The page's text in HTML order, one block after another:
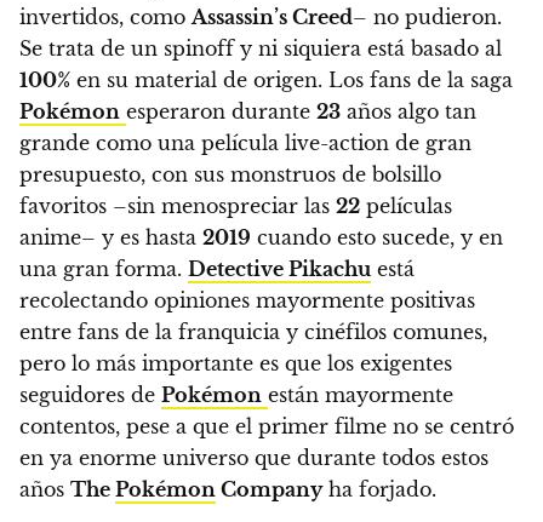
invertidos, comoAssassin’s Creed– no pudieron.
Se trata de un spinoff y ni siquiera está basado al
100% en su material de origen. Los fans de la saga
Pokémon esperaron durante 23 años algo tan
grande como una película live-action de gran
presupuesto, con sus monstruos de bolsillo
favoritos –sin menospreciar las 22 películas
anime– y es hasta 2019 cuando esto sucede, y en
una gran forma. Detective Pikachuestá
recolectando opiniones mayormente positivas
entre fans de la franquicia y cinéfilos comunes,
pero lo más importante es que los exigentes
seguidores de Pokémon están mayormente
contentos, pese a que el primer filme no se centró
en ya enorme universo que durante todos estos
años The Pokémon Companyha forjado.